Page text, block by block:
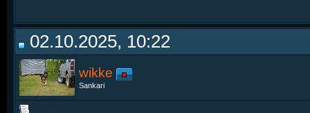
02.10.2025, 10:22
wikke
Sankari